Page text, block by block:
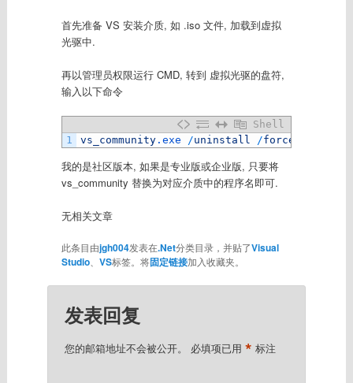
首先准备 VS 安装介质, 如 .iso 文件, 加载到虚拟
光驱中.
再以管理员权限运行 CMD, 转到 虚拟光驱的盘符,
输入以下命令
Shell
1
vs_community .exe /uninstall /force
我的是社区版本, 如果是专业版或企业版, 只要将
vs_community 替换为对应介质中的程序名即可.
无相关文章
此条目由jgh004发表在.Net分类目录，并贴了Visual
Studio 、VS标签。将固定链接加入收藏夹。
发表回复
您的邮箱地址不会被公开。 必填项已用 * 标注